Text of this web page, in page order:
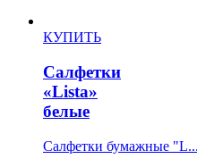
КУПИТЬ
Салфетки
«Lista»
белые
Салфетки бумажные "L...